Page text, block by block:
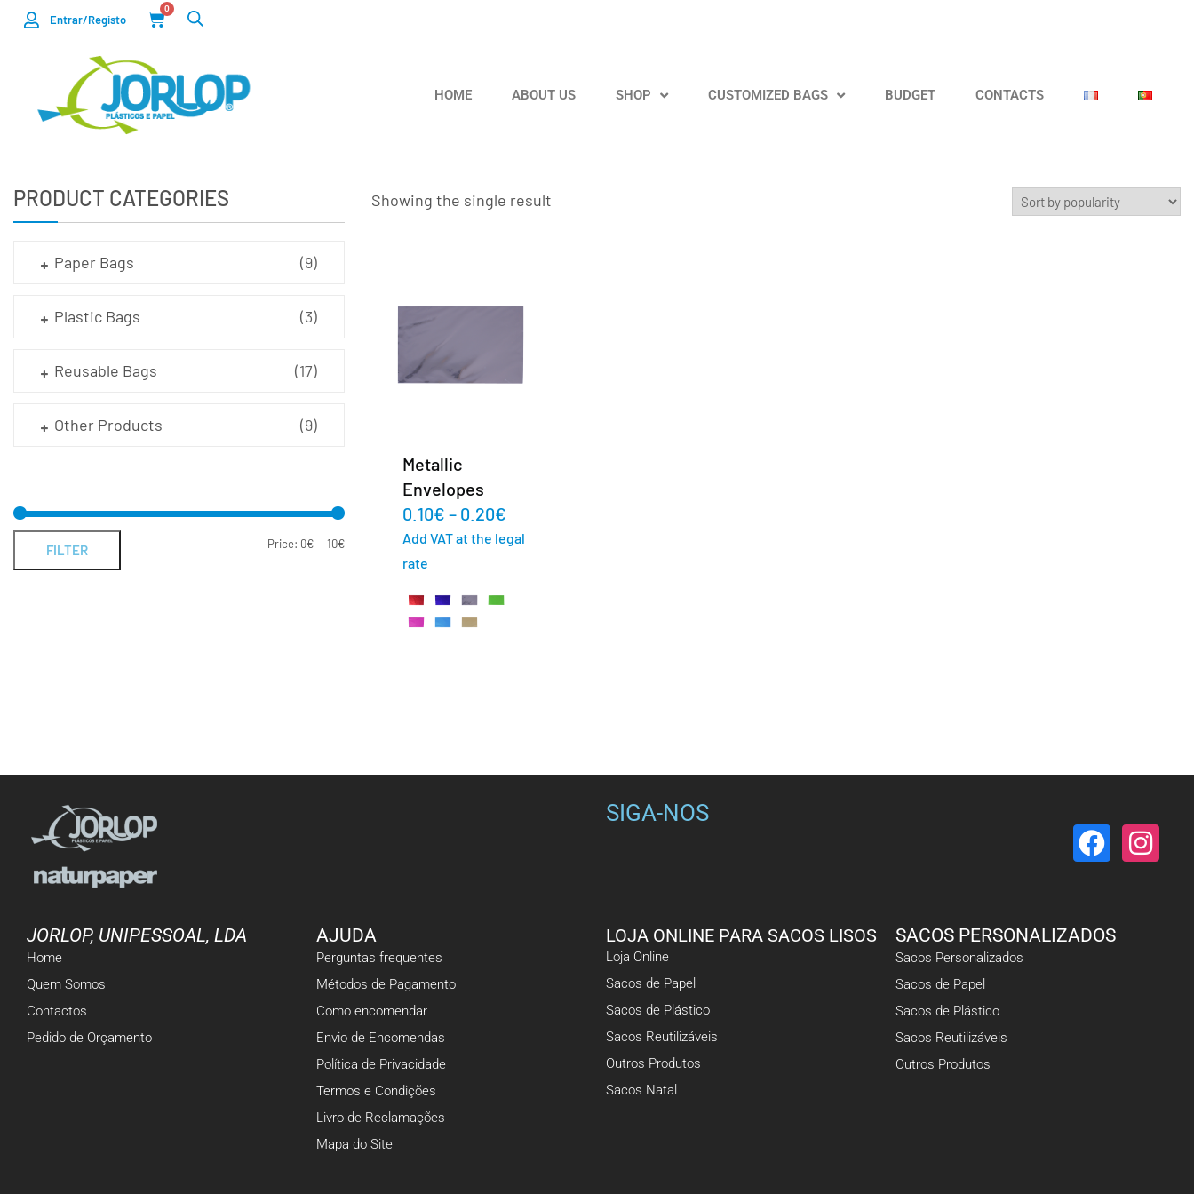
Entrar/Registo
0
HOME ABOUT US SHOP CUSTOMIZED BAGS BUDGET CONTACTS
Showing the single result
Metallic
Envelopes
0.10€ – 0.20€
Add VAT at the legal
rate
PRODUCT CATEGORIES
Paper Bags (9)
Plastic Bags (3)
Reusable Bags (17)
Other Products (9)
FILTER Price: 0€—10€
SIGA-NOS
JORLOP, UNIPESSOAL, LDA
Home
Quem Somos
Contactos
Pedido de Orçamento
AJUDA
Perguntas frequentes
Métodos de Pagamento
Como encomendar
Envio de Encomendas
Política de Privacidade
Termos e Condições
Livro de Reclamações
Mapa do Site
LOJA ONLINE PARA SACOS LISOS
Loja Online
Sacos de Papel
Sacos de Plástico
Sacos Reutilizáveis
Outros Produtos
Sacos Natal
SACOS PERSONALIZADOS
Sacos Personalizados
Sacos de Papel
Sacos de Plástico
Sacos Reutilizáveis
Outros Produtos